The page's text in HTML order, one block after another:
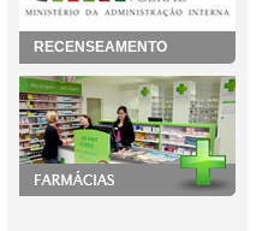
RECENSEAMENTO